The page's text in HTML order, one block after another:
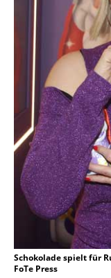
Schokolade spielt für
FoTe Press